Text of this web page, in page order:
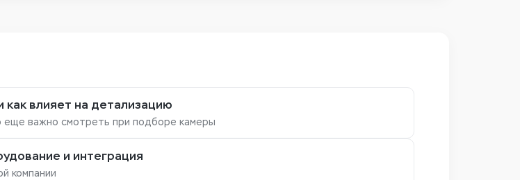
влияет на детализацию
важно смотреть при подборе камеры
и интеграция
компании